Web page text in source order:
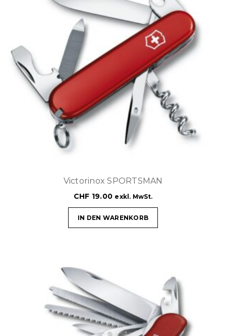
Victorinox SPORTSMAN
CHF 19.00 exkl. MwSt.
IN DEN WARENKORB